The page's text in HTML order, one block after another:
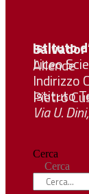
Istituto d’Istruzione Superiore Salvador
Liceo Scientifico Salvador Allende
Indirizzo
Istituto Tecnico
Via U.
Cerca
Cerca